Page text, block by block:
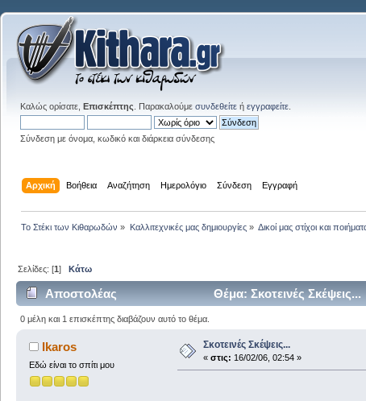
Καλώς ορίσατε, Επισκέπτης . Παρακαλούμε συνδεθείτε ή εγγραφείτε
Σύνδεση με όνομα, κωδικό και διάρκεια σύνδεσης
Αρχική Βοήθεια Αναζήτηση Ημερολόγιο Σύνδεση Εγγραφή
Το Στέκι των Κιθαρωδών » Καλλιτεχνικές μας δημιουργίες» Δικοί μας στίχοι και
Σελίδες: [1]Κάτω
Αποστολέας Θέμα: Σκοτεινές
0 μέλη και 1 επισκέπτης διαβάζουν αυτό το θέμα.
Ikaros
Εδώ είναι το σπίτι μου
Σκοτεινές Σκέψεις...
« στις: 16/02/06, 02:54 »